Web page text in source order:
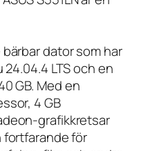
bärbar dator som har
LTS och en
GB. Med en
4 GB
grafikkretsar
fortfarande för